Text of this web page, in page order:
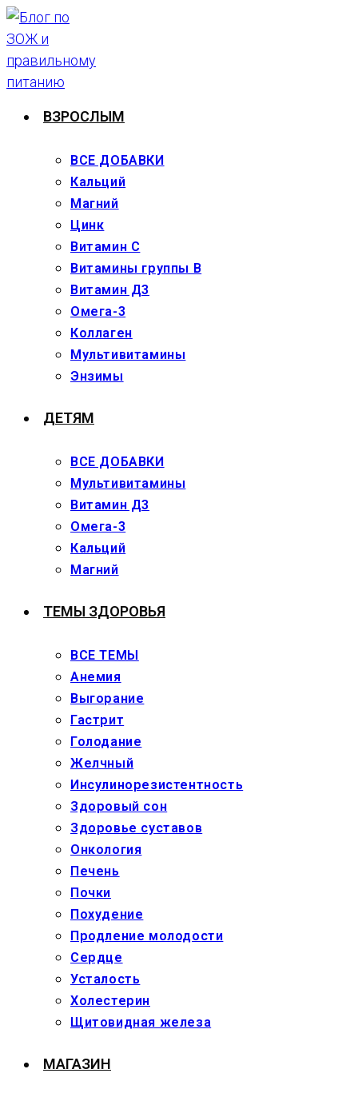
Перейти
к
содержимому
ВЗРОСЛЫМ
ВСЕ ДОБАВКИ
Кальций
Магний
Цинк
Витамин С
Витамины группы В
Витамин Д3
Омега-3
Коллаген
Мультивитамины
Энзимы
ДЕТЯМ
ВСЕ ДОБАВКИ
Мультивитамины
Витамин Д3
Омега-3
Кальций
Магний
ТЕМЫ ЗДОРОВЬЯ
ВСЕ ТЕМЫ
Анемия
Выгорание
Гастрит
Голодание
Желчный
Инсулинорезистентность
Здоровый сон
Здоровье суставов
Онкология
Печень
Почки
Похудение
Продление молодости
Сердце
Усталость
Холестерин
Щитовидная железа
МАГАЗИН